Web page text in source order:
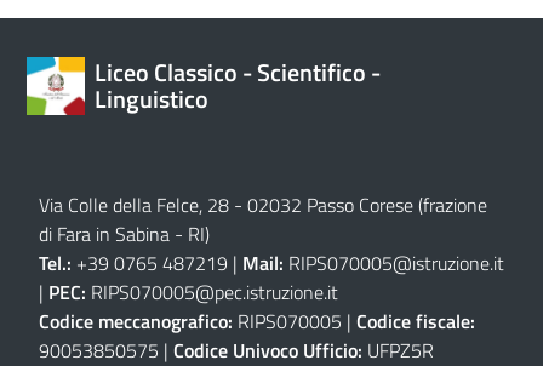
Liceo Classico - Scientifico -
Linguistico
Via Colle della Felce, 28 - 02032 Passo Corese (frazione
di Fara in Sabina - RI)
Tel.: +39 0765 487219 | Mail: RIPS070005@istruzione.it
| PEC: RIPS070005@pec.istruzione.it
Codice meccanografico: RIPS070005 | Codice fiscale:
90053850575 | Codice Univoco Ufficio: UFPZ5R